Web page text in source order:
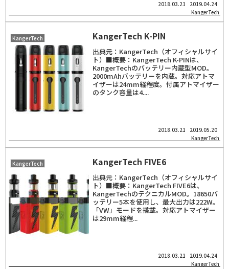
2018.03.21
2019.04.24
KangerTech
KangerTech KangerTech K-PIN
出典元：KangerTech（オフィシャルサイ
ト）■概要：KangerTech K-PINは、
KangerTechのバッテリー内蔵型MOD。
2000mAhバッテリーを内蔵。対応アトマ
イザーは24mm経程度。付属アトマイザー
のタンク容量は4....
2018.03.21
2019.05.20
KangerTech
KangerTech KangerTech FIVE6
出典元：KangerTech（オフィシャルサイ
ト）■概要：KangerTech FIVE6は、
KangerTechのテクニカルMOD。18650バ
ッテリー5本を使用し、最大出力は222W。
「VW」モードを搭載。対応アトマイザー
は29mm経程...
2018.03.21
2019.04.24
KangerTech